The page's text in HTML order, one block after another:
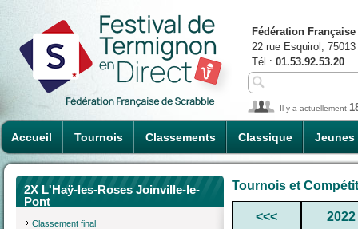
Accueil Tournois Classements Classique Jeunes
Fédération
22 rue Esquirol,
Tél : 01.53.92.53.20
Il y a actuellement
2X L'Haÿ-les-Roses Joinville-le-
Pont
Classement final
Tournois et
<<< 2022